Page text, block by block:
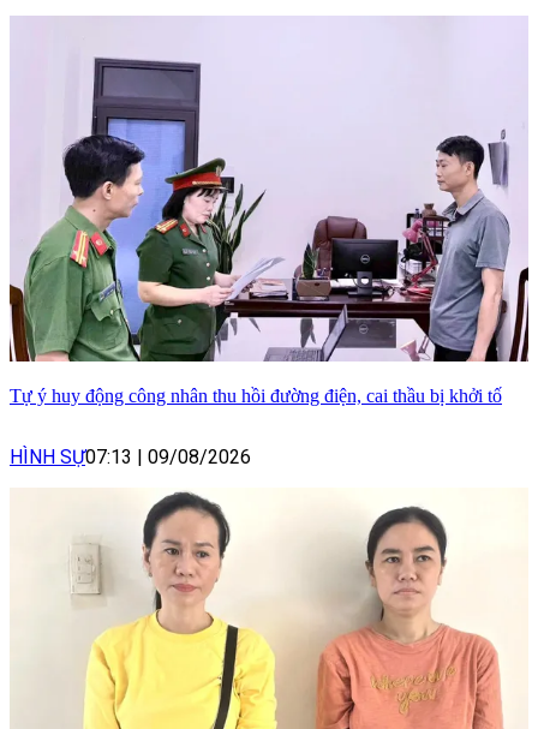
Tự ý huy động công nhân thu hồi đường điện, cai thầu bị khởi tố
HÌNH SỰ07:13 09/08/2026